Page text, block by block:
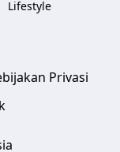
Lifestyle
Privasi